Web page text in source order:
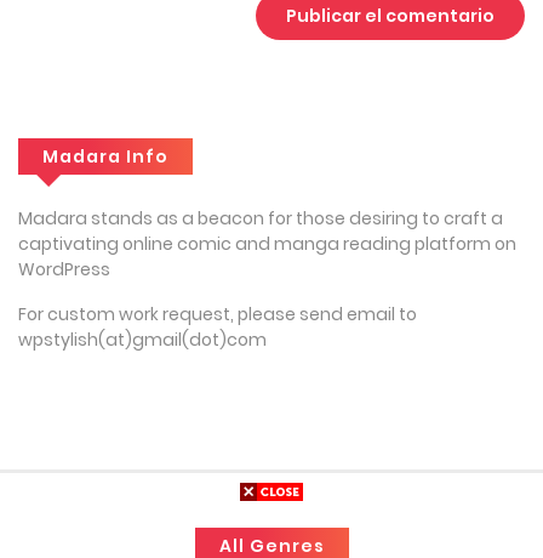
Madara Info
Madara stands as a beacon for those desiring to craft a
captivating online comic and manga reading platform on
WordPress
For custom work request, please send email to
wpstylish(at)gmail(dot)com
All Genres